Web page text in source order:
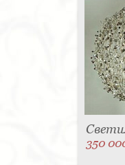
350